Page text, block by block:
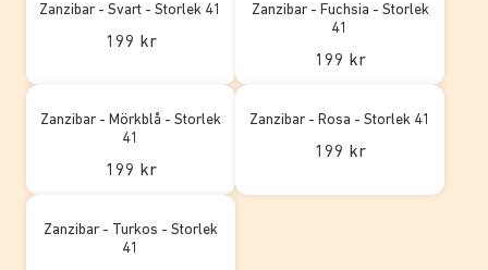
Zanzibar - Svart - Storlek 41
199 kr
Zanzibar - Fuchsia - Storlek
41
199 kr
Zanzibar - Mörkblå - Storlek
41
199 kr
Zanzibar - Rosa - Storlek 41
199 kr
Zanzibar - Turkos - Storlek
41